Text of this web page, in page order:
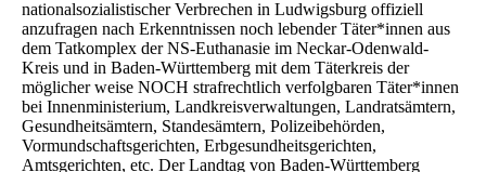
nationalsozialistischer Verbrechen in Ludwigsburg offiziell
anzufragen nach Erkenntnissen noch lebender Täter*innen aus
dem Tatkomplex der NS-Euthanasie im Neckar-Odenwald-
Kreis und in Baden-Württemberg mit dem Täterkreis der
möglicher weise NOCH strafrechtlich verfolgbaren Täter*innen
bei Innenministerium, Landkreisverwaltungen, Landratsämtern,
Gesundheitsämtern, Standesämtern, Polizeibehörden,
Vormundschaftsgerichten, Erbgesundheitsgerichten,
Amtsgerichten, etc. Der Landtag von Baden-Württemberg